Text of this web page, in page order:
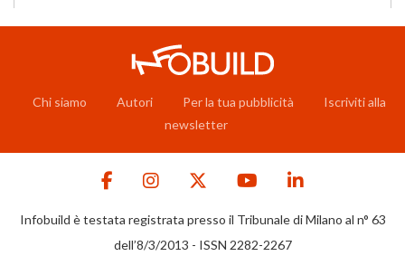
Chi siamo Autori Per la tua pubblicità
Iscriviti alla
newsletter
Infobuild è testata registrata presso il Tribunale di Milano al n° 63
dell’8/3/2013 - ISSN 2282-2267